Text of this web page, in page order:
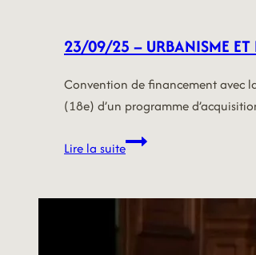
23/09/25 – URBANISME ET
Convention de financement avec
(18e) d’un programme
Lire la suite23/09/25
LOGEMENT